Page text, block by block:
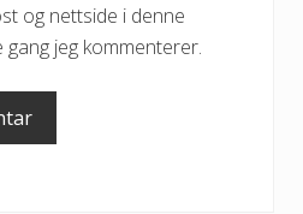
og nettside i denne
jeg kommenterer.